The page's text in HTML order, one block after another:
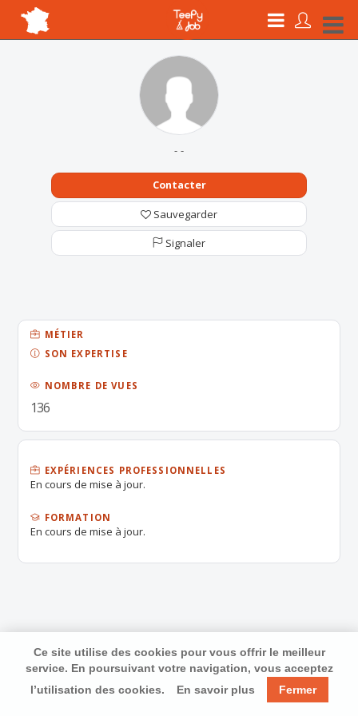
- -
Contacter
Sauvegarder
Signaler
MÉTIER
SON EXPERTISE
NOMBRE DE VUES
136
EXPÉRIENCES PROFESSIONNELLES
En cours de mise à jour.
FORMATION
En cours de mise à jour.
Ce site utilise des cookies pour vous offrir le meilleur
service. En poursuivant votre navigation, vous acceptez
l’utilisation des cookies.
En savoir plus Fermer